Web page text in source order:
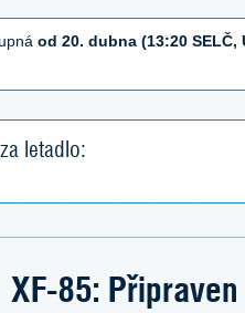
od 20. dubna (13:20 SELČ,
letadlo:
XF-85: